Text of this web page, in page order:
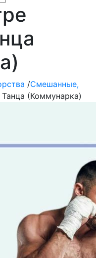
/Смешанные,
(Коммунарка)